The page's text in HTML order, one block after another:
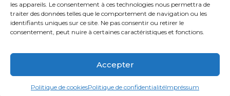
les appareils. Le consentement à ces technologies nous permettra de
traiter des données telles que le comportement de navigation ou les
identifiants uniques sur ce site. Ne pas consentir ou retirer le
consentement, peut nuire à certaines caractéristiques et fonctions.
Accepter
Politique de cookiesPolitique de confidentialitéImpréssum